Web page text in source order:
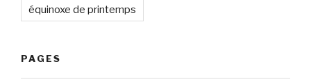
équinoxe de printemps
PAGES